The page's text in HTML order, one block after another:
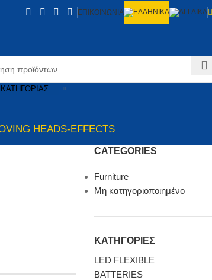
ΕΠΙΚΟΙΝΩΝΙΑ
HEADS-EFFECTS
CATEGORIES
Furniture
Μη κατηγοριοποιημένο
ΚΑΤΗΓΟΡΙΕΣ
LED FLEXIBLE
BATTERIES